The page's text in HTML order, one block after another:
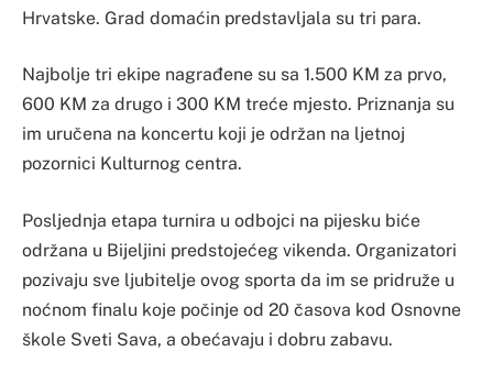
Hrvatske. Grad domaćin predstavljala su tri para.
Najbolje tri ekipe nagrađene su sa 1.500 KM za prvo,
600 KM za drugo i 300 KM treće mjesto. Priznanja su
im uručena na koncertu koji je održan na ljetnoj
pozornici Kulturnog centra.
Posljednja etapa turnira u odbojci na pijesku biće
održana u Bijeljini predstojećeg vikenda. Organizatori
pozivaju sve ljubitelje ovog sporta da im se pridruže u
noćnom finalu koje počinje od 20 časova kod Osnovne
škole Sveti Sava, a obećavaju i dobru zabavu.